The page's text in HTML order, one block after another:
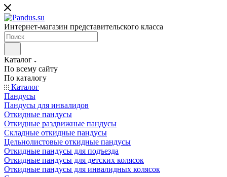
Интернет-магазин представительского класса
Каталог
По всему сайту
По каталогу
Каталог
Пандусы
Пандусы для инвалидов
Откидные пандусы
Откидные раздвижные пандусы
Складные откидные пандусы
Цельнолистовые откидные пандусы
Откидные пандусы для подъезда
Откидные пандусы для детских колясок
Откидные пандусы для инвалидных колясок